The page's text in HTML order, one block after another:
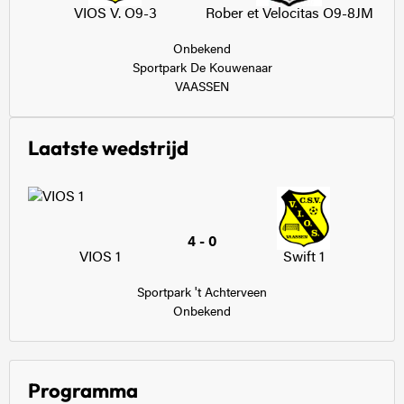
VIOS V. O9-3 Rober et Velocitas O9-8JM
Onbekend
Sportpark De Kouwenaar
VAASSEN
Laatste wedstrijd
VIOS 1
4 - 0
Swift 1
Sportpark 't Achterveen
Onbekend
Programma